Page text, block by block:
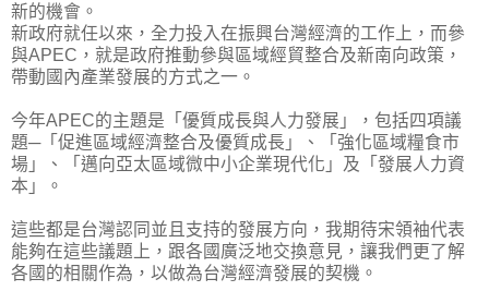
新的機會。
新政府就任以來，全力投入在振興台灣經濟的工作上，而參
與APEC，就是政府推動參與區域經貿整合及新南向政策，
帶動國內產業發展的方式之一。
今年APEC的主題是「優質成長與人力發展」，包括四項議
題─「促進區域經濟整合及優質成長」、「強化區域糧食市
場」、「邁向亞太區域微中小企業現代化」及「發展人力資
本」。
這些都是台灣認同並且支持的發展方向，我期待宋領袖代表
能夠在這些議題上，跟各國廣泛地交換意見，讓我們更了解
各國的相關作為，以做為台灣經濟發展的契機。